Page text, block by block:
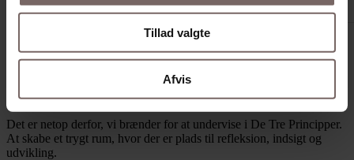
Tillad valgte
Afvis
Comments:
1 week ago
Vi bliver både glade og taknemmelige, når tidligere deltagere
fortæller, hvordan 3P Grunduddannelsen har sat spor i deres liv
Det er netop derfor, vi brænder for at undervise i De Tre Principper.
At skabe et trygt rum, hvor der er plads til refleksion, indsigt og
udvikling.